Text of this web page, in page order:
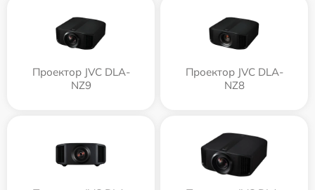
Проектор JVC DLA-
NZ9
Проектор JVC DLA-
NZ8